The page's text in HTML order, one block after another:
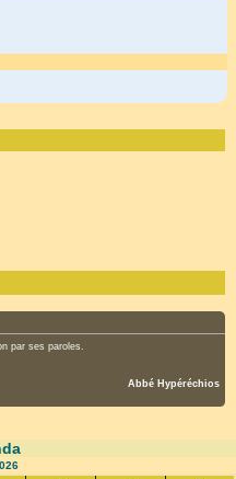
par ses paroles.
Abbé Hypéréchios